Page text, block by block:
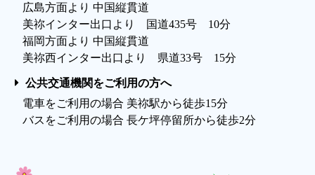
広島方面より 中国縦貫道
美祢インター出口より 国道435号 10分
福岡方面より 中国縦貫道
美祢西インター出口より 県道33号 15分
公共交通機関をご利用の方へ
電車をご利用の場合 美祢駅から徒歩15分
バスをご利用の場合 長ケ坪停留所から徒歩2分